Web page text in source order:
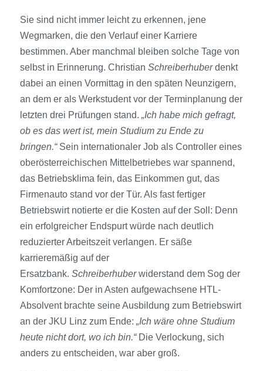
Sie sind nicht immer leicht zu erkennen, jene
Wegmarken, die den Verlauf einer Karriere
bestimmen. Aber manchmal bleiben solche Tage von
selbst in Erinnerung. Christian Schreiberhuberdenkt
dabei an einen Vormittag in den späten Neunzigern,
an dem er als Werkstudent vor der Terminplanung der
letzten drei Prüfungen stand. „Ich habe mich gefragt,
ob es das wert ist, mein Studium zu Ende zu
bringen.“Sein internationaler Job als Controller eines
oberösterreichischen Mittelbetriebes war spannend,
das Betriebsklima fein, das Einkommen gut, das
Firmenauto stand vor der Tür. Als fast fertiger
Betriebswirt notierte er die Kosten auf der Soll: Denn
ein erfolgreicher Endspurt würde nach deutlich
reduzierter Arbeitszeit verlangen. Er säße
karrieremäßig auf der
Ersatzbank. Schreiberhuberwiderstand dem Sog der
Komfortzone: Der in Asten aufgewachsene HTL-
Absolvent brachte seine Ausbildung zum Betriebswirt
an der JKU Linz zum Ende: „Ich wäre ohne Studium
heute nicht dort, wo ich bin.“Die Verlockung, sich
anders zu entscheiden, war aber groß.